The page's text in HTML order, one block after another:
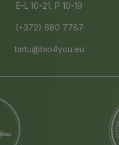
E-L 10-21, P 10-19
(+372) 680 7787
tartu@bio4you.eu